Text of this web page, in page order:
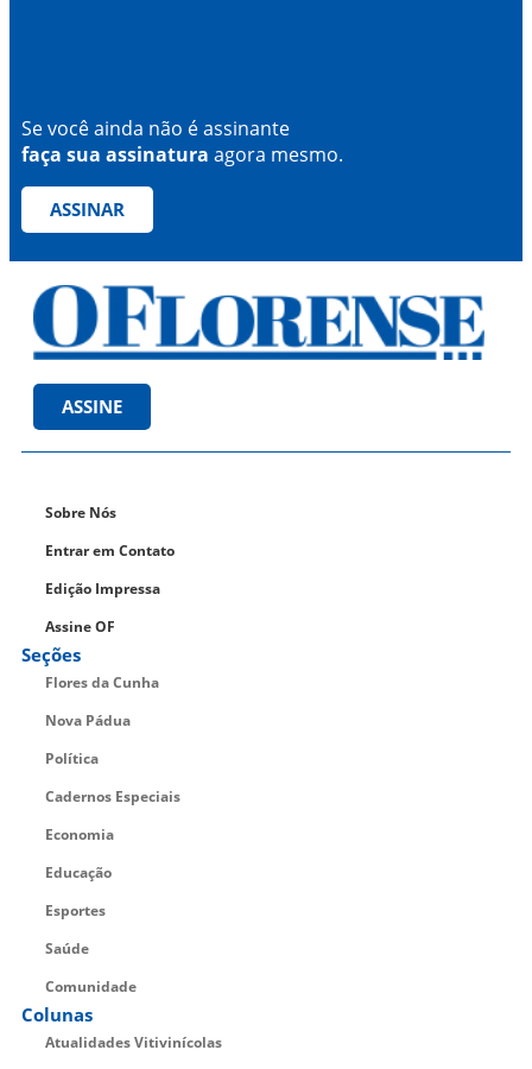
Se você ainda não é assinante
faça sua assinatura agora mesmo.
ASSINAR
ASSINE
Sobre Nós
Entrar em Contato
Edição Impressa
Assine OF
Seções
Flores da Cunha
Nova Pádua
Política
Cadernos Especiais
Economia
Educação
Esportes
Saúde
Comunidade
Colunas
Atualidades Vitivinícolas